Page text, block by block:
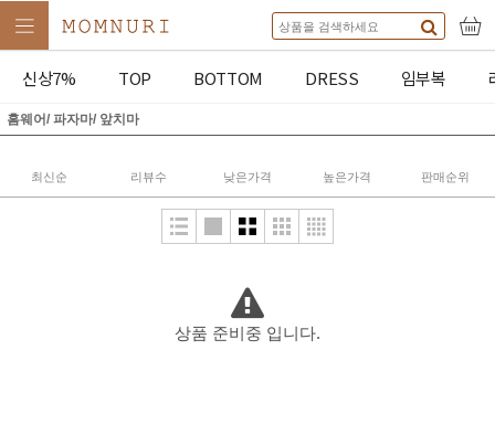
신상7% TOP BOTTOM DRESS 임부복
홈웨어/ 파자마/ 앞치마
최신순 리뷰수 낮은가격 높은가격 판매순위
상품 준비중 입니다.